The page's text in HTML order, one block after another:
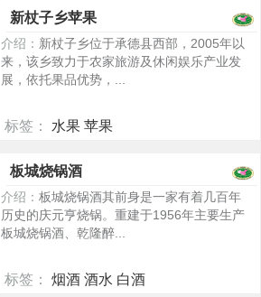
新杖子乡苹果
介绍： 新杖子乡位于承德县西部，2005年以
来，该乡致力于农家旅游及休闲娱乐产业发
展，依托果品优势，...
标签： 水果 苹果
板城烧锅酒
介绍： 板城烧锅酒其前身是一家有着几百年
历史的庆元亨烧锅。重建于1956年主要生产
板城烧锅酒、乾隆醉...
标签： 烟酒 酒水 白酒